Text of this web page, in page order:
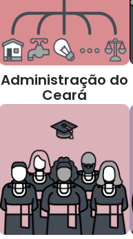
Administração do
Ceará